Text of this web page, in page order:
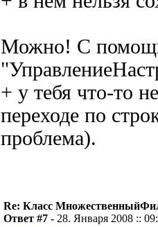
Можно! С
+ у тебя что-то
переходе по
проблема).
Re: Класс
Ответ #7 - 28. Января 2008 ::